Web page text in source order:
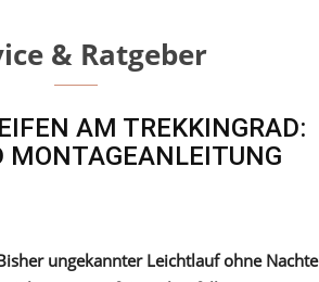
& Ratgeber
AM TREKKINGRAD:
MONTAGEANLEITUNG
ungekannter Leichtlauf ohne